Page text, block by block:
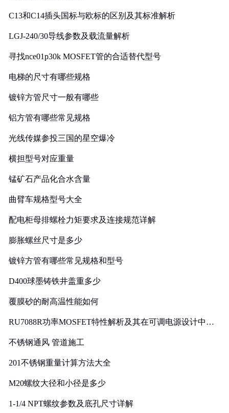
C13和C14插头国标与欧标的区别及其标准解析
LGJ-240/30导线参数及载流量解析
寻找nce01p30k MOSFET管的合适替代型号
电梯的尺寸有哪些规格
镀锌方管尺寸一般有哪些
铝方管有哪些常见规格
光线传媒参投三国的星空爆冷
横担型号对应重量
锰矿石产品化合水含量
曲臂车规格型号大全
配电柜母排螺栓力矩要求及连接规范详解
膨胀螺丝尺寸是多少
镀锌方管有哪些常见规格和型号
D400球墨铸铁井盖重多少
覆膜砂的耐高温性能如何
RU7088R功率MOSFET特性解析及其在可调电源设计中的
不锈钢通风 管道施工
201不锈钢重量计算方法大全
M20螺纹大径和小径是多少
1-1/4 NPT螺纹参数及底孔尺寸详解